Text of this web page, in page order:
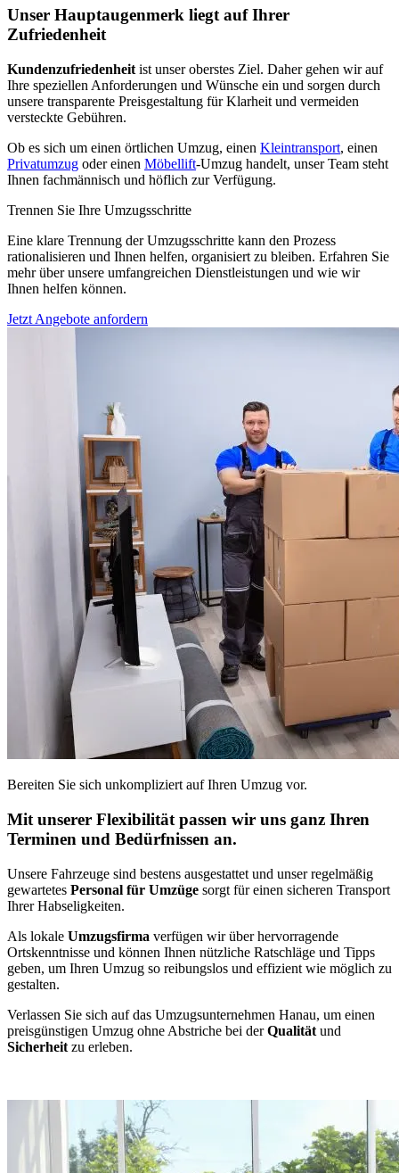
Unser Hauptaugenmerk liegt auf Ihrer
Zufriedenheit
Kundenzufriedenheit ist unser oberstes Ziel. Daher gehen wir auf
Ihre speziellen Anforderungen und Wünsche ein und sorgen durch
unsere transparente Preisgestaltung für Klarheit und vermeiden
versteckte Gebühren.
Ob es sich um einen örtlichen Umzug, einen Kleintransport, einen
Privatumzug oder einen Möbellift-Umzug handelt, unser Team steht
Ihnen fachmännisch und höflich zur Verfügung.
Trennen Sie Ihre Umzugsschritte
Eine klare Trennung der Umzugsschritte kann den Prozess
rationalisieren und Ihnen helfen, organisiert zu bleiben. Erfahren Sie
mehr über unsere umfangreichen Dienstleistungen und wie wir
Ihnen helfen können.
Jetzt Angebote anfordern
Bereiten Sie sich unkompliziert auf Ihren Umzug vor.
Mit unserer Flexibilität passen wir uns ganz Ihren
Terminen und Bedürfnissen an.
Unsere Fahrzeuge sind bestens ausgestattet und unser regelmäßig
gewartetes Personal für Umzüge sorgt für einen sicheren Transport
Ihrer Habseligkeiten.
Als lokale Umzugsfirma verfügen wir über hervorragende
Ortskenntnisse und können Ihnen nützliche Ratschläge und Tipps
geben, um Ihren Umzug so reibungslos und effizient wie möglich zu
gestalten.
Verlassen Sie sich auf das Umzugsunternehmen Hanau, um einen
preisgünstigen Umzug ohne Abstriche bei derQualität und
Sicherheit zu erleben.